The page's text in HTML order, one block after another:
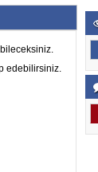
edebilirsiniz.